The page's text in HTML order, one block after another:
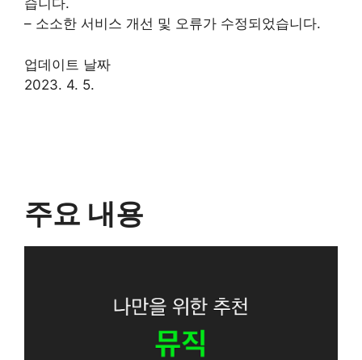
습니다.
– 소소한 서비스 개선 및 오류가 수정되었습니다.
업데이트 날짜
2023. 4. 5.
주요 내용